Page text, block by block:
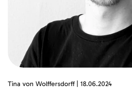
Tina von Wolffersdorff| 18.06.2024